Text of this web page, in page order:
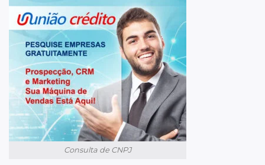
Consulta de CNPJ